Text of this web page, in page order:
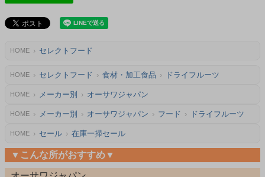
HOME セレクトフード
HOME セレクトフード 食材・加工食品 ドライフルーツ
HOME メーカー別 オーサワジャパン
HOME メーカー別 オーサワジャパン フード ドライフルーツ
HOME セール 在庫一掃セール
▼こんな所がおすすめ▼